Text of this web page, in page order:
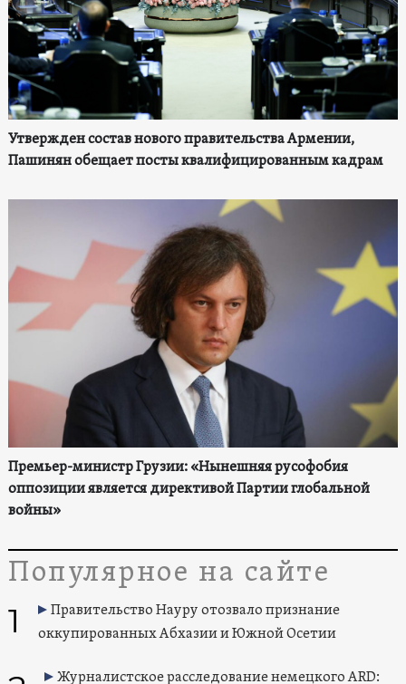
Утвержден состав нового правительства Армении,
Пашинян обещает посты квалифицированным кадрам
Премьер-министр Грузии: «Нынешняя русофобия
оппозиции является директивой Партии глобальной
войны»
Популярное на сайте
1
Правительство Науру отозвало признание
оккупированных Абхазии и Южной Осетии
Журналистское расследование немецкого ARD: